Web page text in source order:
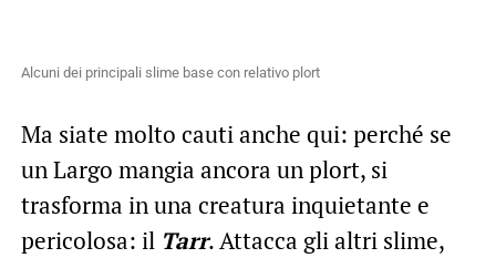
Alcuni dei principali slime base con relativo plort
Ma siate molto cauti anche qui: perché se
un Largo mangia ancora un plort, si
trasforma in una creatura inquietante e
pericolosa: il Tarr. Attacca gli altri slime,